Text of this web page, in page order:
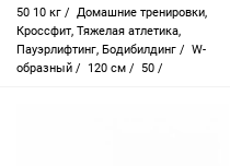
50 10 кг / Домашние тренировки,
Кроссфит, Тяжелая атлетика,
Пауэрлифтинг, Бодибилдинг / W-
образный /
120 см / 50 /